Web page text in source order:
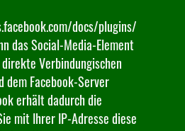
docs/plugins/
das Social-Media-Element
Verbindungischen
dem Facebook-Server
erhält dadurch die
mit Ihrer IP-Adresse diese